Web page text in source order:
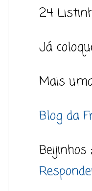
24
Já
Mais
Blog da
Beijinhos